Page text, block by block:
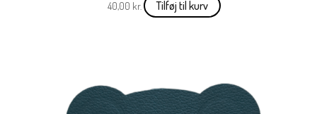
40,00 kr. Tilføj til kurv